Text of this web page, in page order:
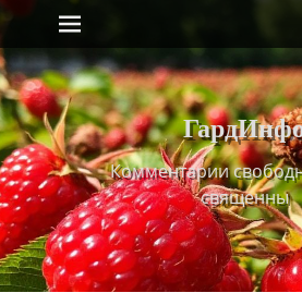
Skip
content
Primary Menu
Комментарии
священны